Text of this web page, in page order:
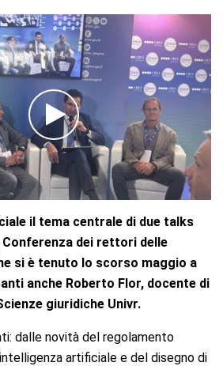
il tema centrale di due talks
dei rettori delle
si è tenuto lo scorso maggio a
anche Roberto Flor, docente di
giuridiche Univr.
dalle novità del regolamento
artificiale e del disegno di